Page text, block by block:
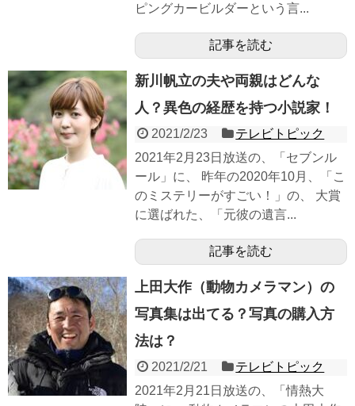
ピングカービルダーという言...
記事を読む
新川帆立の夫や両親はどんな
人？異色の経歴を持つ小説家！
2021/2/23
テレビトピック
2021年2月23日放送の、「セブンル
ール」に、 昨年の2020年10月、「こ
のミステリーがすごい！」の、 大賞
に選ばれた、「元彼の遺言...
記事を読む
上田大作（動物カメラマン）の
写真集は出てる？写真の購入方
法は？
2021/2/21
テレビトピック
2021年2月21日放送の、「情熱大